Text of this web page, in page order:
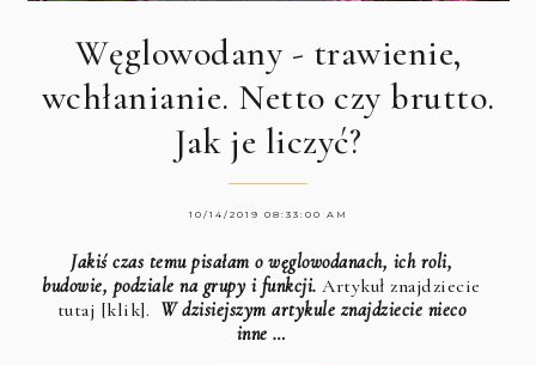
Węglowodany - trawienie,
wchłanianie. Netto czy brutto.
Jak je liczyć?
10/14/2019 08:33:00 AM
Jakiś czas temu pisałam o węglowodanach, ich roli,
budowie, podziale na grupy i funkcji.Artykuł znajdziecie
tutaj [klik]. W dzisiejszym artykule znajdziecie nieco
inne …